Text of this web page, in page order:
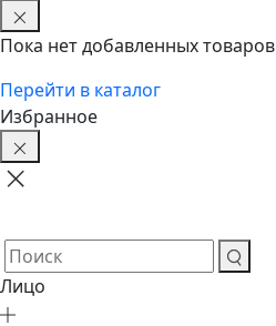
Пока нет добавленных товаров
Перейти в каталог
Избранное
Лицо